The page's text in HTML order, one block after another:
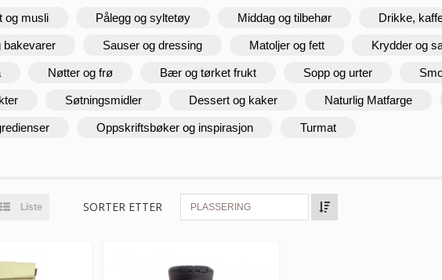
og musli Pålegg og syltetøy Middag og tilbehør Drikke,
bakevarer Sauser og dressing Matoljer og fett Krydder og
Nøtter og frø Bær og tørket frukt Sopp og urter
Søtningsmidler Dessert og kaker Naturlig Matfarge
Oppskriftsbøker og inspirasjon Turmat
Liste SORTER ETTER PLASSERING